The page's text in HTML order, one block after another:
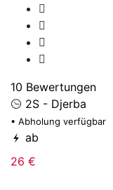
10 Bewertungen
2S - Djerba
• Abholung verfügbar
ab
26 €